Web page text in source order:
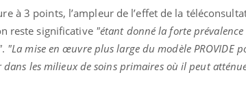
à 3 points, l’ampleur de l’effet de la
reste significative "étant donné la forte prévalence
. "La mise en œuvre plus large du modèle PROVIDE
les milieux de soins primaires où il peut
brouillard mental ou
Les symptômes de la
sont multiples ce qui la rend
En 2026, l'insuline
patients comme